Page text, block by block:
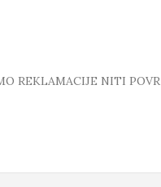
REKLAMACIJE NITI